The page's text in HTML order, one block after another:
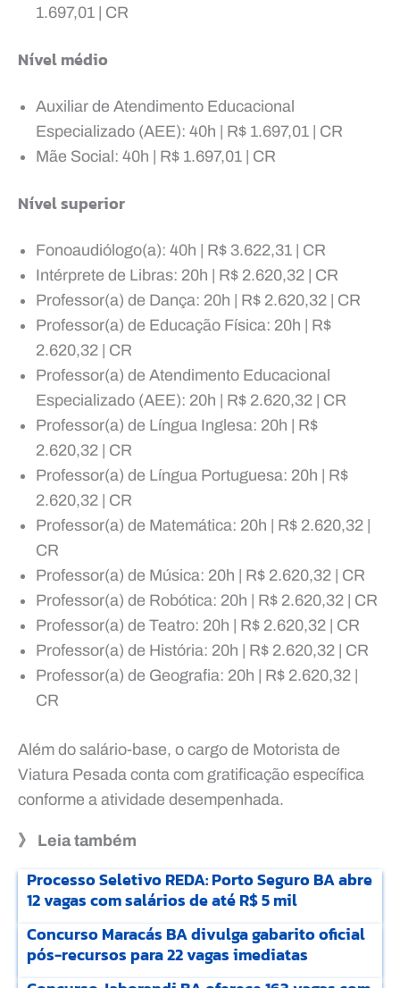
1.697,01 | CR
Nível médio
Auxiliar de Atendimento Educacional
Especializado (AEE): 40h | R$ 1.697,01 | CR
Mãe Social: 40h | R$ 1.697,01 | CR
Nível superior
Fonoaudiólogo(a): 40h | R$ 3.622,31 | CR
Intérprete de Libras: 20h | R$ 2.620,32 | CR
Professor(a) de Dança: 20h | R$ 2.620,32 | CR
Professor(a) de Educação Física: 20h | R$
2.620,32 | CR
Professor(a) de Atendimento Educacional
Especializado (AEE): 20h | R$ 2.620,32 | CR
Professor(a) de Língua Inglesa: 20h | R$
2.620,32 | CR
Professor(a) de Língua Portuguesa: 20h | R$
2.620,32 | CR
Professor(a) de Matemática: 20h | R$ 2.620,32 |
CR
Professor(a) de Música: 20h | R$ 2.620,32 | CR
Professor(a) de Robótica: 20h | R$ 2.620,32 | CR
Professor(a) de Teatro: 20h | R$ 2.620,32 | CR
Professor(a) de História: 20h | R$ 2.620,32 | CR
Professor(a) de Geografia: 20h | R$ 2.620,32 |
CR
Além do salário-base, o cargo de Motorista de
Viatura Pesada conta com gratificação específica
conforme a atividade desempenhada.
》 Leia também
Processo Seletivo REDA: Porto Seguro BA abre
12 vagas com salários de até R$ 5 mil
Concurso Maracás BA divulga gabarito oficial
pós-recursos para 22 vagas imediatas